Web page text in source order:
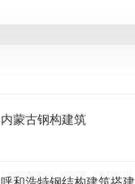
内蒙古钢构建筑